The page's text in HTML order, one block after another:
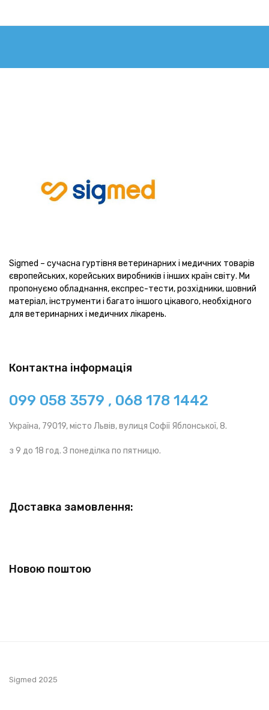
Sigmed – сучасна гуртівня ветеринарних і медичних товарів
європейських, корейських виробників і інших країн світу. Ми
пропонуємо обладнання, експрес-тести, розхідники, шовний
матеріал, інструменти і багато іншого цікавого, необхідного
для ветеринарних і медичних лікарень.
Контактна інформація
099 058 3579 , 068 178 1442
Україна, 79019, місто Львів, вулиця Софії Яблонської, 8.
з 9 до 18 год. З понеділка по пятницю.
Доставка замовлення:
Новою поштою
Sigmed 2025